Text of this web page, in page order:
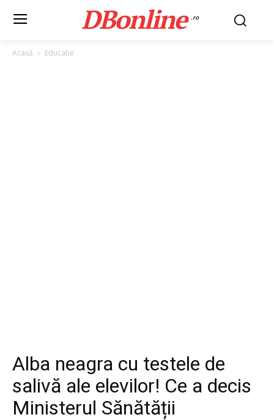
DBonline .ro
Acasă Educatie
Alba neagra cu testele de
salivă ale elevilor! Ce a decis
Ministerul Sănătății